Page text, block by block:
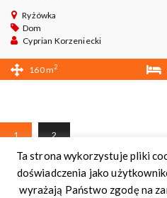
Ryżówka
Dom
Cyprian Korzeniecki
160 m2
1 2
Internetowe Biuro
Ta strona wykorzystuje pliki
doświadczenia jako
wyrażają Państwo zgodę na